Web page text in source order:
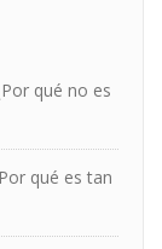
qué no es
qué es tan